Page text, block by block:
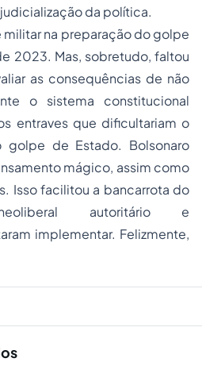
da política.
na preparação do golpe
2023. Mas, sobretudo, faltou
as consequências de não
o sistema constitucional
entraves que dificultariam o
golpe de Estado. Bolsonaro
mágico, assim como
Isso facilitou a bancarrota do
autoritário e
implementar. Felizmente,